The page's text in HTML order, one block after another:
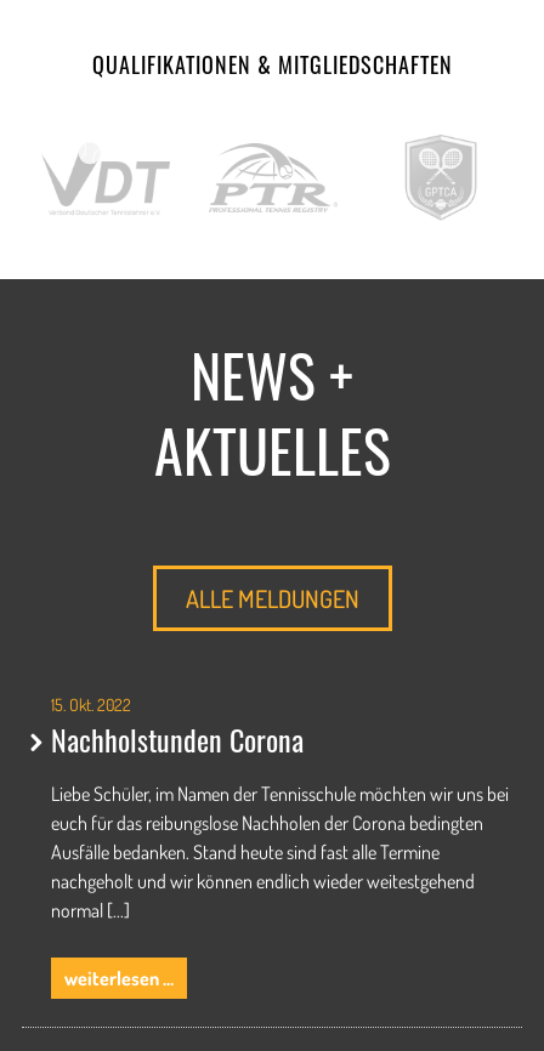
QUALIFIKATIONEN & MITGLIEDSCHAFTEN
NEWS +
AKTUELLES
ALLE MELDUNGEN
15. Okt. 2022
Nachholstunden Corona
Liebe Schüler, im Namen der Tennisschule möchten wir uns bei
euch für das reibungslose Nachholen der Corona bedingten
Ausfälle bedanken. Stand heute sind fast alle Termine
nachgeholt und wir können endlich wieder weitestgehend
normal [...]
weiterlesen …
corona